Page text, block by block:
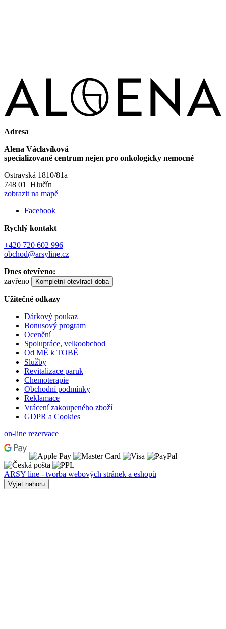
Adresa
Alena Václavíková
specializované centrum nejen pro onkologicky nemocné
Ostravská 1810/81a
748 01 Hlučín
zobrazit na mapě
Facebook
Rychlý kontakt
+420 720 602 996
obchod@arsyline.cz
Dnes otevřeno:
zavřeno
Kompletní otevírací doba
Užitečné odkazy
Dárkový poukaz
Bonusový program
Ocenění
Spolupráce, velkoobchod
Od MĚ k TOBĚ
Služby
Revitalizace paruk
Chemoterapie
Obchodní podmínky
Reklamace
Vrácení zakoupeného zboží
GDPR a Cookies
on-line rezervace
ARSY line - tvorba webových stránek a eshopů
Vyjet nahoru